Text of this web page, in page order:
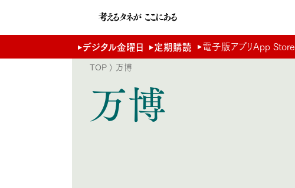
デジタル金曜日 定期購読 電子版アプリApp Store
TOP 〉 万博
万博